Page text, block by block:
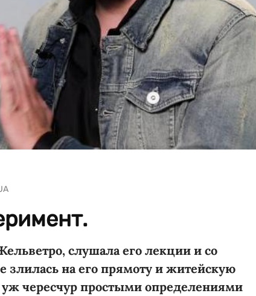
слушала его лекции и со
злилась на его прямоту и житейскую
чересчур простыми определениями